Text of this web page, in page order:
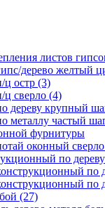
листов
дерево желтый
ц остр (3)
ц сверло (4)
дереву крупный
металлу частый
фурнитуры
оконный
по дереву
по
по
(27)